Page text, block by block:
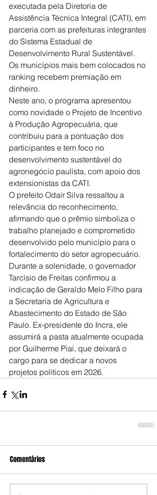
executada pela Diretoria de
Assistência Técnica Integral (CATI), em
parceria com as prefeituras integrantes
do Sistema Estadual de
Desenvolvimento Rural Sustentável.
Os municípios mais bem colocados no
ranking recebem premiação em
dinheiro.
Neste ano, o programa apresentou
como novidade o Projeto de Incentivo
à Produção Agropecuária, que
contribuiu para a pontuação dos
participantes e tem foco no
desenvolvimento sustentável do
agronegócio paulista, com apoio dos
extensionistas da CATI.
O prefeito Odair Silva ressaltou a
relevância do reconhecimento,
afirmando que o prêmio simboliza o
trabalho planejado e comprometido
desenvolvido pelo município para o
fortalecimento do setor agropecuário.
Durante a solenidade, o governador
Tarcísio de Freitas confirmou a
indicação de Geraldo Melo Filho para
a Secretaria de Agricultura e
Abastecimento do Estado de São
Paulo. Ex-presidente do Incra, ele
assumirá a pasta atualmente ocupada
por Guilherme Piai, que deixará o
cargo para se dedicar a novos
projetos políticos em 2026.
Comentários